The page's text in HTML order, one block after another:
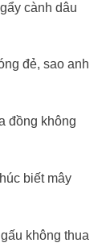
cành dâu
đẻ, sao anh
đồng không
biết mây
không thua